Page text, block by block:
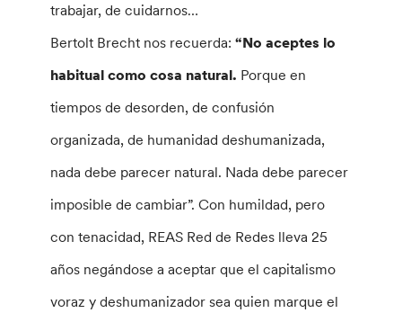
trabajar, de cuidarnos…
Bertolt Brecht nos recuerda:“No aceptes lo
habitual como cosa natural. Porque en
tiempos de desorden, de confusión
organizada, de humanidad deshumanizada,
nada debe parecer natural. Nada debe parecer
imposible de cambiar”. Con humildad, pero
con tenacidad, REAS Red de Redes lleva 25
años negándose a aceptar que el capitalismo
voraz y deshumanizador sea quien marque el